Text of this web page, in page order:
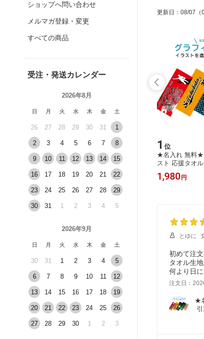
ショップへ問い合わせ
メルマガ登録・変更
すべての商品
受注・発送カレンダー
2026年8月
日 月 火 水 木 金 土
26 27 28 29 30 31 1
2 3 4 5 6 7 8
9 10 11 12 13 14 15
16 17 18 19 20 21 22
23 24 25 26 27 28 29
30 31 1 2 3 4 5
2026年9月
日 月 火 水 木 金 土
30 31 1 2 3 4 5
6 7 8 9 10 11 12
13 14 15 16 17 18 19
20 21 22 23 24 25 26
27 28 29 30 1 2 3
更新日 ： 08/07
10
テーブル ナプキン（ シルキー ） 中
厚 トーション 【 光沢 シルキータッ
チ バックサテン リバーシブル 】50c
m ナフキン ワイン くすみカラー ハロ
ウィン クリスマス お正月 ウエディン
グ 結婚 パーティー テーブルコーディ
ネート テーブルセッティング おもて
なし
330
1 位
★名入れ 無料★
スト 応援タオ
2柄 イラスト
活 記念品 卒業
1,980円
とゆに
初めて注文
タオル生
何より日
注文日：
★